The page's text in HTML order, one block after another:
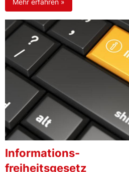
Informations-
freiheitsgesetz